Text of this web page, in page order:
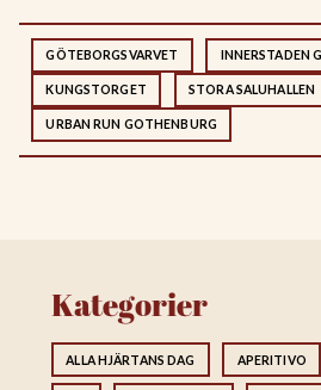
GÖTEBORGSVARVET INNERSTADEN
KUNGSTORGET STORA SALUHALLEN
URBAN RUN GOTHENBURG
Kategorier
ALLA HJÄRTANS DAG APERITIVO